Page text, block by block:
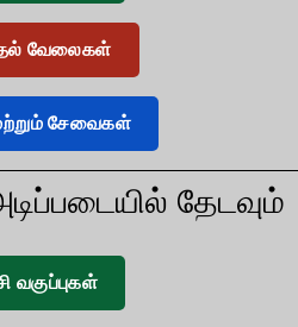
வேலைகள்
சேவைகள்
தேடவும்
வகுப்புகள்